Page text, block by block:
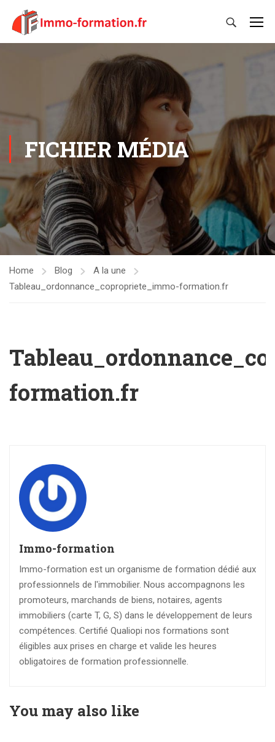
FICHIER MÉDIA
Home Blog
A la une
Tableau_ordonnance_copropriete_immo-formation.fr
formation.fr
Immo-formation
Immo-formation est un organisme de formation dédié aux
professionnels de l'immobilier. Nous accompagnons les
promoteurs, marchands de biens, notaires, agents
immobiliers (carte T, G, S) dans le développement de leurs
compétences. Certifié Qualiopi nos formations sont
éligibles aux prises en charge et valide les heures
obligatoires de formation professionnelle.
You may also like